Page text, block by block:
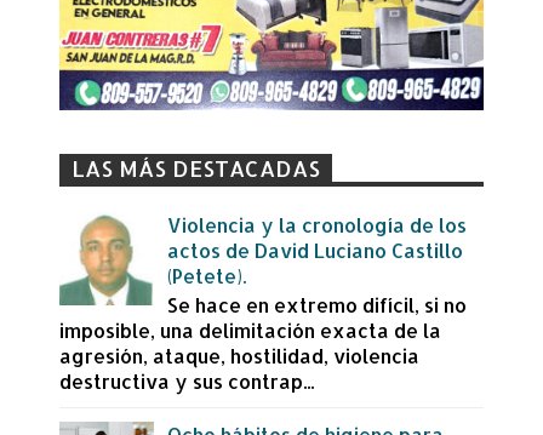
LAS MÁS DESTACADAS
Violencia y la cronología de los
actos de David Luciano Castillo
(Petete).
Se hace en extremo difícil, si no
imposible, una delimitación exacta de la
agresión, ataque, hostilidad, violencia
destructiva y sus contrap...